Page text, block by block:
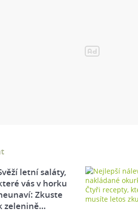
letní saláty,
vás v horku
Zkuste
zelenině…